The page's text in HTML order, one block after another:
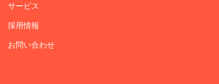
サービス
採用情報
お問い合わせ